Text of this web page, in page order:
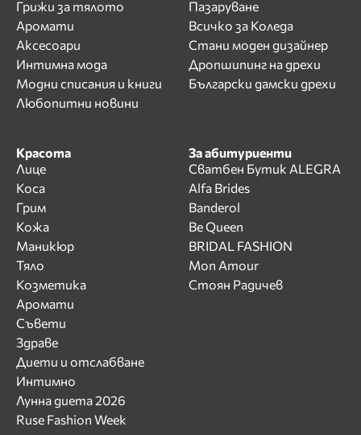
Грижи за тялото
Аромати
Аксесоари
Интимна мода
Модни списания и книги
Любопитни новини
Пазаруване
Всичко за Коледа
Стани моден дизайнер
Дропшипинг на дрехи
Български дамски дрехи
Красота
Лице
Коса
Грим
Кожа
Маникюр
Тяло
Козметика
Аромати
Съвети
Здраве
Диети и отслабване
Интимно
Лунна диета 2026
Ruse Fashion Week
За абитуриенти
Сватбен Бутик ALEGRA
Alfa Brides
Banderol
Be Queen
BRIDAL FASHION
Mon Amour
Стоян Радичев